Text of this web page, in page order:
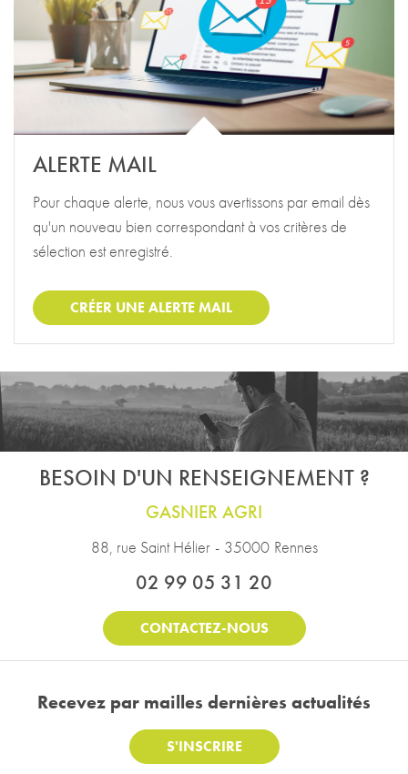
ALERTE MAIL
Pour chaque alerte, nous vous avertissons par email dès
qu'un nouveau bien correspondant à vos critères de
sélection est enregistré.
CRÉER UNE ALERTE MAIL
BESOIN D'UN RENSEIGNEMENT ?
GASNIER AGRI
88, rue Saint Hélier - 35000 Rennes
02 99 05 31 20
CONTACTEZ-NOUS
Recevez par mailles dernières actualités
S'INSCRIRE